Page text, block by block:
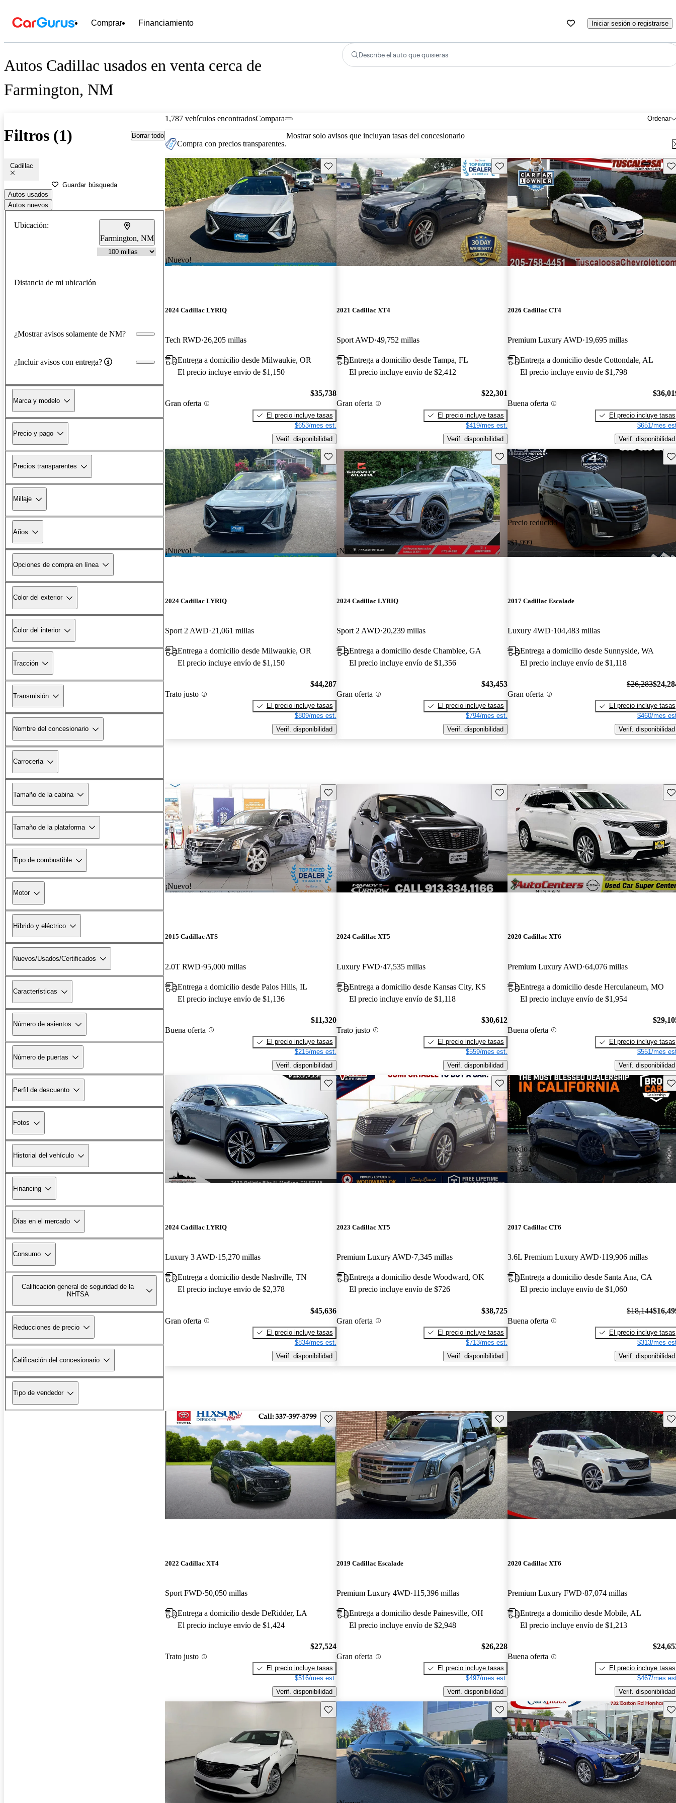
Comprar Financiamiento Iniciar sesión o registrarse
Autos Cadillac usados en venta cerca de
Farmington, NM
Describe el auto que quisieras
Filtros (1) Borrar todo
Cadillac
Guardar búsqueda
Autos usados
Autos nuevos
Ubicación:
Farmington, NM
Distancia de mi ubicación
¿Mostrar avisos solamente de NM?
¿Incluir avisos con entrega?
Marca y modelo
Precio y pago
Precios transparentes
Millaje
Años
Opciones de compra en línea
Color del exterior
Color del interior
Tracción
Transmisión
Nombre del concesionario
Carrocería
Tamaño de la cabina
Tamaño de la plataforma
Tipo de combustible
Motor
Híbrido y eléctrico
Nuevos/Usados/Certificados
Características
Número de asientos
Número de puertas
Perfil de descuento
Fotos
Historial del vehículo
Financing
Días en el mercado
Consumo
Calificación general de seguridad de la
NHTSA
Reducciones de precio
Calificación del concesionario
Tipo de vendedor
1,787 vehículos encontrados Ordenar
Compara
Compra con precios transparentes.
Mostrar solo avisos que incluyan tasas del concesionario
¡Nuevo!
Guarda este Aviso
2024 Cadillac LYRIQ
Tech RWD 26,205 millas
Entrega a domicilio desde Milwaukie, OR
El precio incluye envío de $1,150
Gran oferta
$35,738
El precio incluye tasas
$653/mes est.
Verif. disponibilidad
Guarda este Aviso
2021 Cadillac XT4
Sport AWD 49,752 millas
Entrega a domicilio desde Tampa, FL
El precio incluye envío de $2,412
Gran oferta
$22,301
El precio incluye tasas
$419/mes est.
Verif. disponibilidad
2026 Cadillac CT4
Premium Luxury AWD 19,695 millas
Entrega a domicilio desde Cottondale, AL
El precio incluye envío de $1,798
Buena oferta
El precio incluye tasas
$651/mes
Verif. disponibilidad
¡Nuevo!
Guarda este Aviso
2024 Cadillac LYRIQ
Sport 2 AWD 21,061 millas
Entrega a domicilio desde Milwaukie, OR
El precio incluye envío de $1,150
Trato justo
$44,287
El precio incluye tasas
$809/mes est.
Verif. disponibilidad
¡Nuevo!
Guarda este Aviso
2024 Cadillac LYRIQ
Sport 2 AWD 20,239 millas
Entrega a domicilio desde Chamblee, GA
El precio incluye envío de $1,356
Gran oferta
$43,453
El precio incluye tasas
$794/mes est.
Verif. disponibilidad
Precio reducido
-$1,999
2017 Cadillac Escalade
Luxury 4WD 104,483 millas
Entrega a domicilio desde Sunnyside, WA
El precio incluye envío de $1,118
Gran oferta
$26,283
El precio incluye tasas
$460/mes
Verif. disponibilidad
¡Nuevo!
Guarda este Aviso
2015 Cadillac ATS
2.0T RWD 95,000 millas
Entrega a domicilio desde Palos Hills, IL
El precio incluye envío de $1,136
Buena oferta
$11,320
El precio incluye tasas
$215/mes est.
Verif. disponibilidad
Guarda este Aviso
2024 Cadillac XT5
Luxury FWD 47,535 millas
Entrega a domicilio desde Kansas City, KS
El precio incluye envío de $1,118
Trato justo
$30,612
El precio incluye tasas
$559/mes est.
Verif. disponibilidad
2020 Cadillac XT6
Premium Luxury AWD 64,076 millas
Entrega a domicilio desde Herculaneum, MO
El precio incluye envío de $1,954
Buena oferta
El precio incluye tasas
$551/mes
Verif. disponibilidad
Guarda este Aviso
2024 Cadillac LYRIQ
Luxury 3 AWD 15,270 millas
Entrega a domicilio desde Nashville, TN
El precio incluye envío de $2,378
Gran oferta
$45,636
El precio incluye tasas
$834/mes est.
Verif. disponibilidad
Guarda este Aviso
2023 Cadillac XT5
Premium Luxury AWD 7,345 millas
Entrega a domicilio desde Woodward, OK
El precio incluye envío de $726
Gran oferta
$38,725
El precio incluye tasas
$713/mes est.
Verif. disponibilidad
Precio reducido
-$1,645
2017 Cadillac CT6
3.6L Premium Luxury AWD 119,906 millas
Entrega a domicilio desde Santa Ana, CA
El precio incluye envío de $1,060
Buena oferta
$18,144
El precio incluye tasas
$313/mes
Verif. disponibilidad
Guarda este Aviso
2022 Cadillac XT4
Sport FWD 50,050 millas
Entrega a domicilio desde DeRidder, LA
El precio incluye envío de $1,424
Trato justo
$27,524
El precio incluye tasas
$516/mes est.
Verif. disponibilidad
Guarda este Aviso
2019 Cadillac Escalade
Premium Luxury 4WD 115,396 millas
Entrega a domicilio desde Painesville, OH
El precio incluye envío de $2,948
Gran oferta
$26,228
El precio incluye tasas
$497/mes est.
Verif. disponibilidad
2020 Cadillac XT6
Premium Luxury FWD 87,074 millas
Entrega a domicilio desde Mobile, AL
El precio incluye envío de $1,213
Buena oferta
El precio incluye tasas
$467/mes
Verif. disponibilidad
Guarda este Aviso Guarda este Aviso